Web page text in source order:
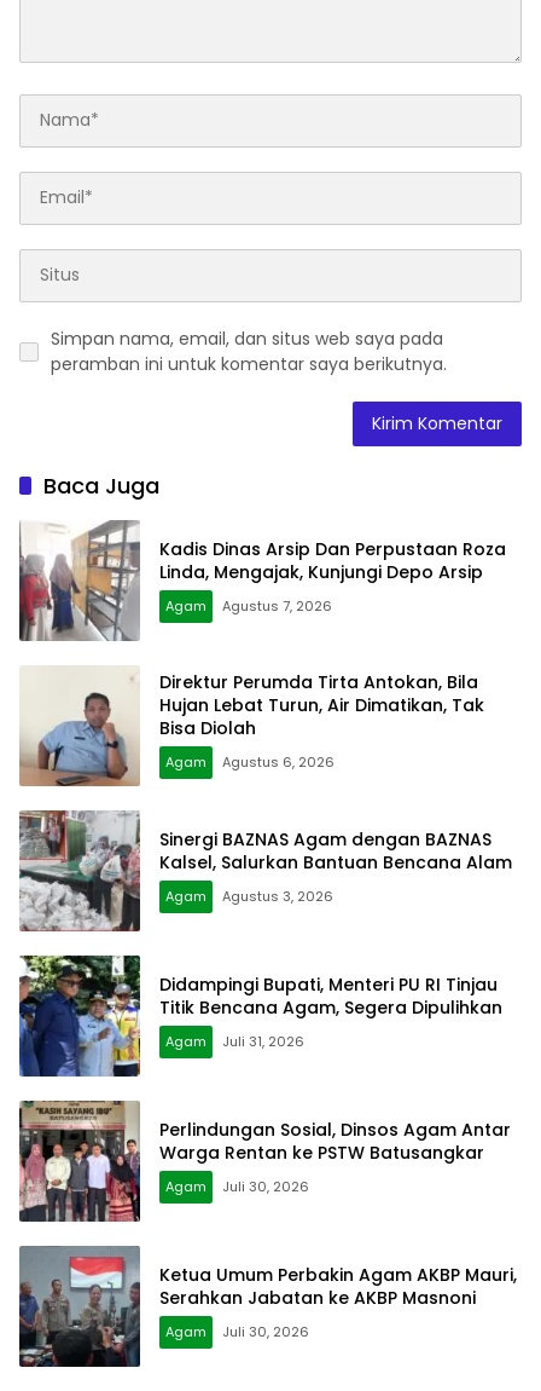
Simpan nama, email, dan situs web saya pada
peramban ini untuk komentar saya berikutnya.
Baca Juga
Kadis Dinas Arsip Dan Perpustaan Roza
Linda, Mengajak, Kunjungi Depo Arsip
Agam Agustus 7, 2026
Direktur Perumda Tirta Antokan, Bila
Hujan Lebat Turun, Air Dimatikan, Tak
Bisa Diolah
Agam Agustus 6, 2026
Sinergi BAZNAS Agam dengan BAZNAS
Kalsel, Salurkan Bantuan Bencana Alam
Agam Agustus 3, 2026
Didampingi Bupati, Menteri PU RI Tinjau
Titik Bencana Agam, Segera Dipulihkan
Agam Juli 31, 2026
Perlindungan Sosial, Dinsos Agam Antar
Warga Rentan ke PSTW Batusangkar
Agam Juli 30, 2026
Ketua Umum Perbakin Agam AKBP Mauri,
Serahkan Jabatan ke AKBP Masnoni
Agam Juli 30, 2026